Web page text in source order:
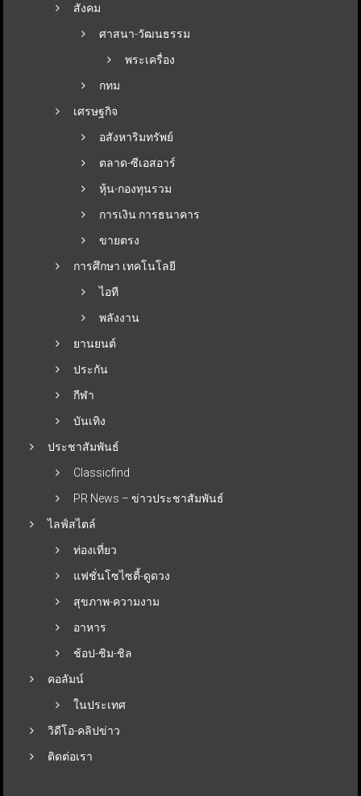
สังคม
ศาสนา-วัฒนธรรม
พระเครื่อง
กทม
เศรษฐกิจ
อสังหาริมทรัพย์
ตลาด-ซีเอสอาร์
หุ้น-กองทุนรวม
การเงิน การธนาคาร
ขายตรง
การศึกษา เทคโนโลยี
ไอที
พลังงาน
ยานยนต์
ประกัน
กีฬา
บันเทิง
ประชาสัมพันธ์
Classicfind
PR News – ข่าวประชาสัมพันธ์
ไลฟ์สไตล์
ท่องเที่ยว
แฟชั่นโซไซตี้-ดูดวง
สุขภาพ-ความงาม
อาหาร
ช้อป-ชิม-ชิล
คอลัมน์
ในประเทศ
วิดีโอ-คลิปข่าว
ติดต่อเรา